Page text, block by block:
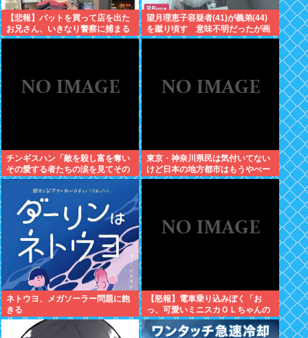
【悲報】バットを買って店を出た
お兄さん、いきなり警察に捕まる
www
望月理恵子容疑者(41)が義弟(44)
を蹴り頃す 意味不明だったが画
像みて納得・・・
チンギスハン「敵を殺し富を奪い
その愛する者たちの涙を見てその
妻や娘をレ●プするのが最大の喜
東京・神奈川県民は気付いてない
けど日本の地方都市はもうやべー
ぞ
ネトウヨ、メガソーラー問題に飽
きる
【怒報】電車乗り込みぼく「お
っ、可愛いミニスカＯＬちゃんの
隣あいてんじゃん！座ったろ！」
→結果w w w w w w w w